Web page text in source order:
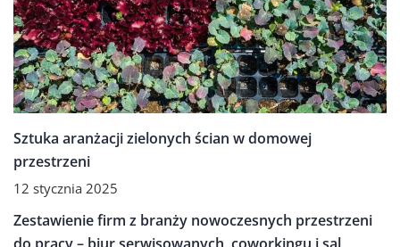
Sztuka aranżacji zielonych ścian w domowej
przestrzeni
12 stycznia 2025
BAZA WIEDZY INNE
Zestawienie firm z branży nowoczesnych przestrzeni